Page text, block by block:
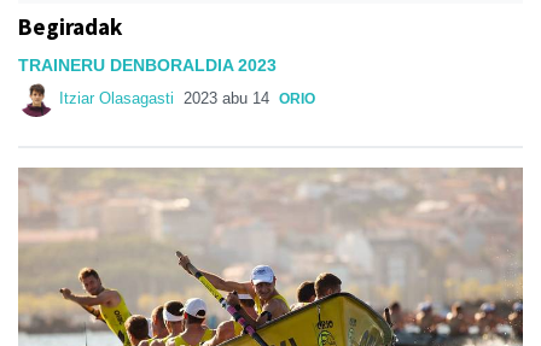
Begiradak
TRAINERU DENBORALDIA 2023
Itziar Olasagasti 2023 abu 14 ORIO